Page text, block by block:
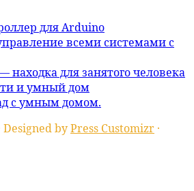
для Arduino
всеми системами с
для занятого человека
и умный дом
с умным домом.
Designed byPress Customizr ·